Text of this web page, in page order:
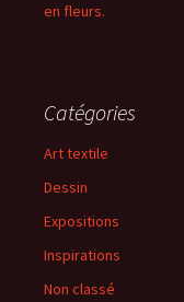
en fleurs.
Catégories
Art textile
Dessin
Expositions
Inspirations
Non classé